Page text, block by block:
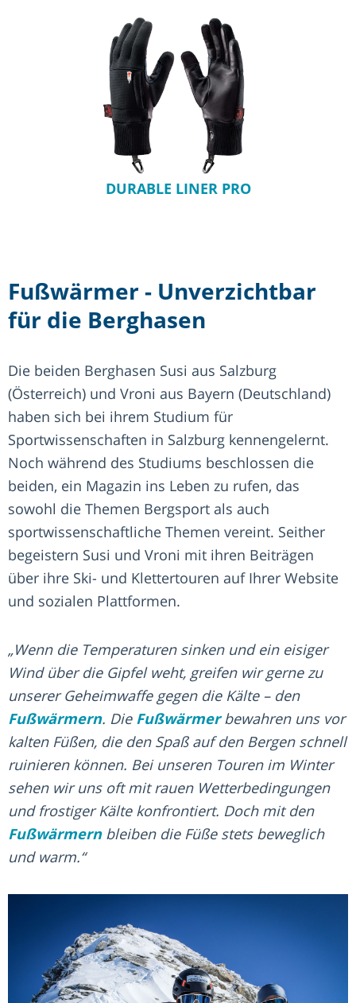
DURABLE LINER PRO
Fußwärmer - Unverzichtbar
für die Berghasen
Die beiden Berghasen Susi aus Salzburg
(Österreich) und Vroni aus Bayern (Deutschland)
haben sich bei ihrem Studium für
Sportwissenschaften in Salzburg kennengelernt.
Noch während des Studiums beschlossen die
beiden, ein Magazin ins Leben zu rufen, das
sowohl die Themen Bergsport als auch
sportwissenschaftliche Themen vereint. Seither
begeistern Susi und Vroni mit ihren Beiträgen
über ihre Ski- und Klettertouren auf Ihrer Website
und sozialen Plattformen.
„Wenn die Temperaturen sinken und ein eisiger
Wind über die Gipfel weht, greifen wir gerne zu
unserer Geheimwaffe gegen die Kälte – den
Fußwärmern. Die Fußwärmerbewahren uns vor
kalten Füßen, die den Spaß auf den Bergen schnell
ruinieren können. Bei unseren Touren im Winter
sehen wir uns oft mit rauen Wetterbedingungen
und frostiger Kälte konfrontiert. Doch mit den
Fußwärmernbleiben die Füße stets beweglich
und warm.“